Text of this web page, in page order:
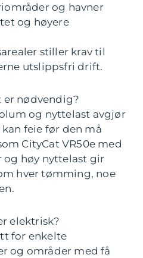
og havner
og høyere
stiller krav til
utslippsfri drift.
er nødvendig?
og nyttelast avgjør
feie før den må
CityCat VR50e med
og høy nyttelast gir
hver tømming, noe
elektrisk?
for enkelte
og områder med få